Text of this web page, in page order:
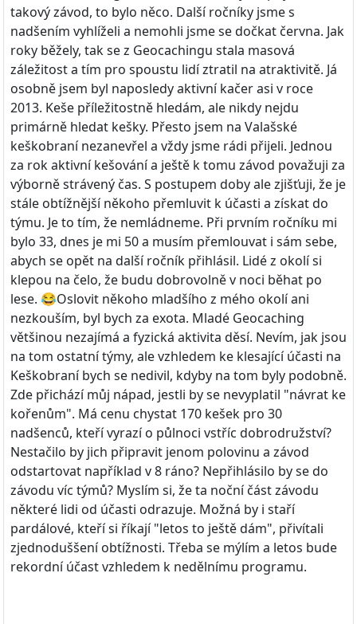
takový závod, to bylo něco. Další ročníky jsme s
nadšením vyhlíželi a nemohli jsme se dočkat června. Jak
roky běžely, tak se z Geocachingu stala masová
záležitost a tím pro spoustu lidí ztratil na atraktivitě. Já
osobně jsem byl naposledy aktivní kačer asi v roce
2013. Keše příležitostně hledám, ale nikdy nejdu
primárně hledat kešky. Přesto jsem na Valašské
keškobraní nezanevřel a vždy jsme rádi přijeli. Jednou
za rok aktivní kešování a ještě k tomu závod považuji za
výborně strávený čas. S postupem doby ale zjišťuji, že je
stále obtížnější někoho přemluvit k účasti a získat do
týmu. Je to tím, že nemládneme. Při prvním ročníku mi
bylo 33, dnes je mi 50 a musím přemlouvat i sám sebe,
abych se opět na další ročník přihlásil. Lidé z okolí si
klepou na čelo, že budu dobrovolně v noci běhat po
lese. 😂Oslovit někoho mladšího z mého okolí ani
nezkouším, byl bych za exota. Mladé Geocaching
většinou nezajímá a fyzická aktivita děsí. Nevím, jak jsou
na tom ostatní týmy, ale vzhledem ke klesající účasti na
Keškobraní bych se nedivil, kdyby na tom byly podobně.
Zde přichází můj nápad, jestli by se nevyplatil "návrat ke
kořenům". Má cenu chystat 170 kešek pro 30
nadšenců, kteří vyrazí o půlnoci vstříc dobrodružství?
Nestačilo by jich připravit jenom polovinu a závod
odstartovat například v 8 ráno? Nepřihlásilo by se do
závodu víc týmů? Myslím si, že ta noční část závodu
některé lidi od účasti odrazuje. Možná by i staří
pardálové, kteří si říkají "letos to ještě dám", přivítali
zjednoduššení obtížnosti. Třeba se mýlím a letos bude
rekordní účast vzhledem k nedělnímu programu.